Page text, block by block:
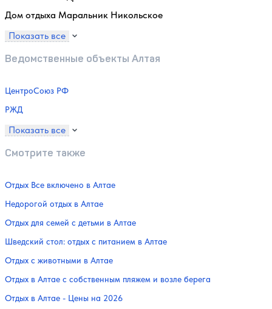
Дом отдыха Маральник Никольское
Показать все
Ведомственные объекты Алтая
ЦентроСоюз РФ
РЖД
Показать все
Смотрите также
Отдых Все включено в Алтае
Недорогой отдых в Алтае
Отдых для семей с детьми в Алтае
Шведский стол: отдых с питанием в Алтае
Отдых с животными в Алтае
Отдых в Алтае с собственным пляжем и возле берега
Отдых в Алтае - Цены на 2026